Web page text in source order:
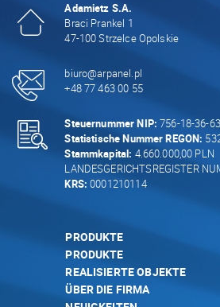
Adamietz S.A.
Braci Prankel 1
47-100 Strzelce Opolskie
biuro@arpanel.pl
+48 77 463 00 55
Steuernummer NIP: 756-18-36-
Statistische Nummer REGON:
Stammkapital: 4.660.000,00 PLN
LANDESGERICHTSREGISTER
KRS: 0001210114
PRODUKTE
PRODUKTE
REALISIERTE OBJEKTE
ÜBER DIE FIRMA